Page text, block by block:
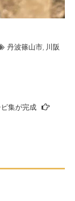
丹波篠山市 川阪
集が完成